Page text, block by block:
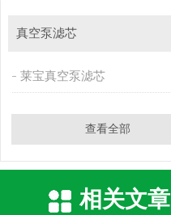
真空泵滤芯
莱宝真空泵滤芯
查看全部
相关文章